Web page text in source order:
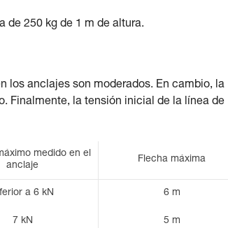
de 250 kg de 1 m de altura.
los anclajes son moderados. En cambio, la
Finalmente, la tensión inicial de la línea de
medido en el
anclaje
Flecha máxima
a 6 kN 6 m
7 kN 5 m